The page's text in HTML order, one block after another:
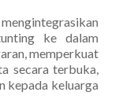
ke dalam
memperkuat
secara terbuka,
kepada keluarga